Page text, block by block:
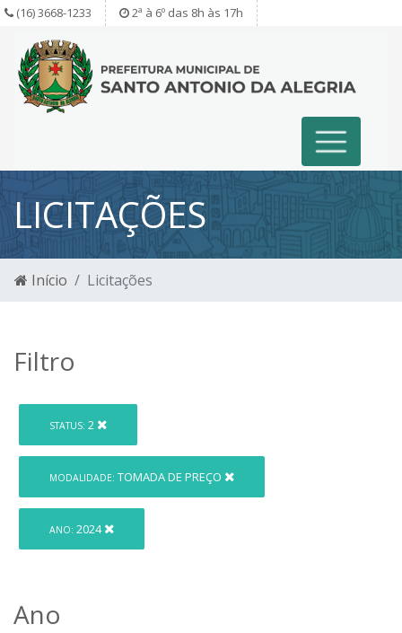
(16) 3668-1233 2ª à 6º das 8h às 17h
LICITAÇÕES
Início Licitações
Filtro
STATUS: 2
MODALIDADE: TOMADA DE PREÇO
ANO: 2024
Ano